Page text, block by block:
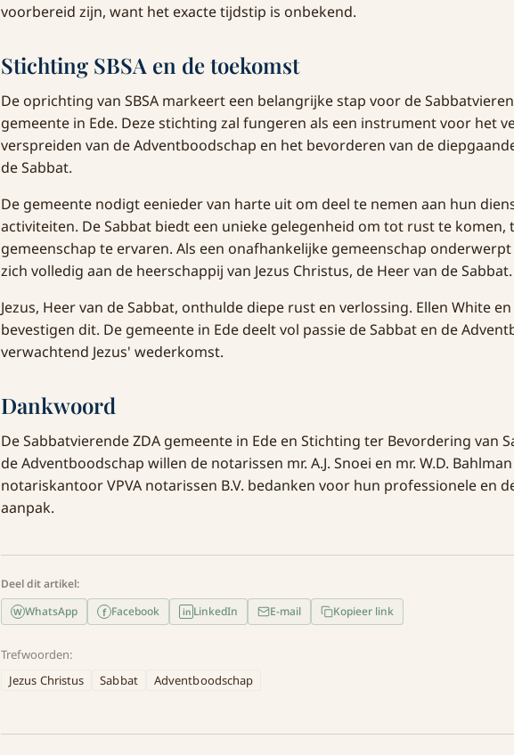
voorbereid zijn, want het exacte tijdstip is onbekend.
Stichting SBSA en de toekomst
De oprichting van SBSA markeert een belangrijke stap voor de
gemeente in Ede. Deze stichting zal fungeren als een instrument voor het
verspreiden van de Adventboodschap en het bevorderen van de
de Sabbat.
De gemeente nodigt eenieder van harte uit om deel te nemen aan hun
activiteiten. De Sabbat biedt een unieke gelegenheid om tot rust te komen,
gemeenschap te ervaren. Als een onafhankelijke gemeenschap
zich volledig aan de heerschappij van Jezus Christus, de Heer van de Sabbat.
Jezus, Heer van de Sabbat, onthulde diepe rust en verlossing. Ellen White
bevestigen dit. De gemeente in Ede deelt vol passie de Sabbat en de
verwachtend Jezus' wederkomst.
Dankwoord
De Sabbatvierende ZDA gemeente in Ede en Stichting ter Bevordering van
de Adventboodschap willen de notarissen mr. A.J. Snoei en mr. W.D.
notariskantoor VPVA notarissen B.V. bedanken voor hun professionele en
aanpak.
Deel dit artikel:
W WhatsApp f Facebook in LinkedIn E-mail Kopieer link
Trefwoorden:
Jezus Christus
Sabbat Adventboodschap